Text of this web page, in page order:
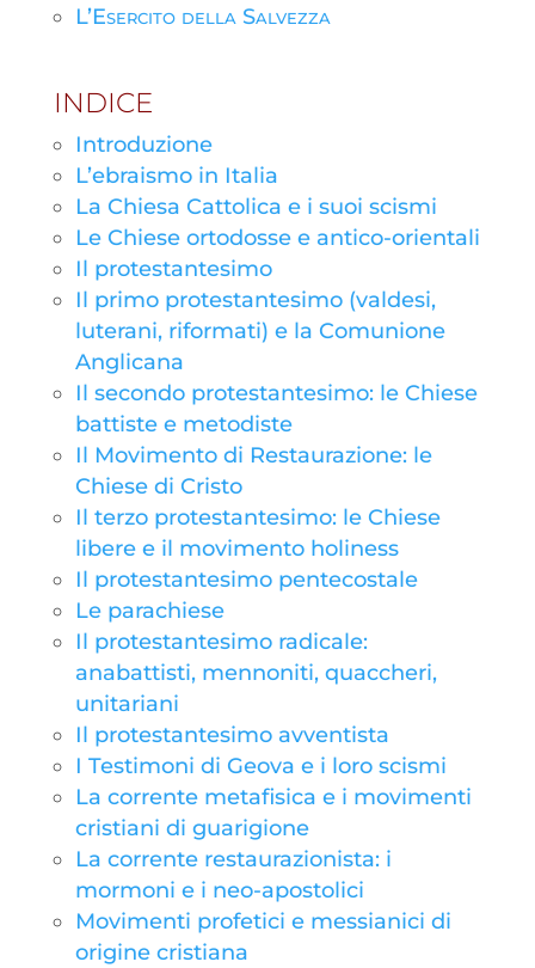
L’Esercito della Salvezza
INDICE
Introduzione
L’ebraismo in Italia
La Chiesa Cattolica e i suoi scismi
Le Chiese ortodosse e antico-orientali
Il protestantesimo
Il primo protestantesimo (valdesi,
luterani, riformati) e la Comunione
Anglicana
Il secondo protestantesimo: le Chiese
battiste e metodiste
Il Movimento di Restaurazione: le
Chiese di Cristo
Il terzo protestantesimo: le Chiese
libere e il movimento holiness
Il protestantesimo pentecostale
Le parachiese
Il protestantesimo radicale:
anabattisti, mennoniti, quaccheri,
unitariani
Il protestantesimo avventista
I Testimoni di Geova e i loro scismi
La corrente metafisica e i movimenti
cristiani di guarigione
La corrente restaurazionista: i
mormoni e i neo-apostolici
Movimenti profetici e messianici di
origine cristiana